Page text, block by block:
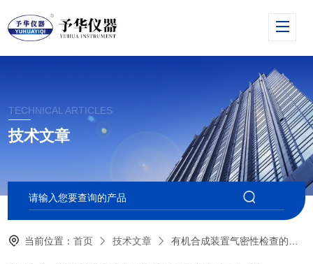
TECHNICAL ARTICLES
技术文章
当前位置：首页 技术文章 有机合成装置气密性检查的重要性与步骤